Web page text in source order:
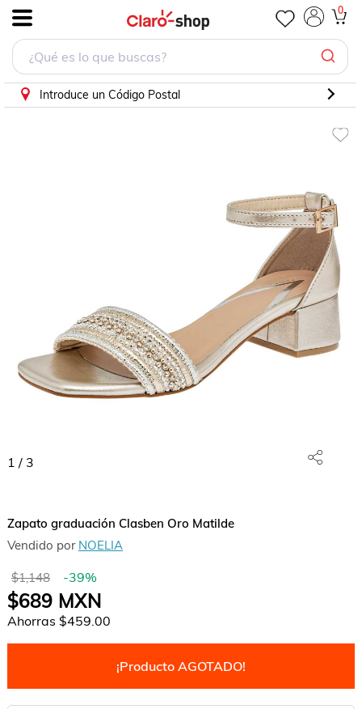
0
Introduce un Código Postal
1 / 3
Zapato graduación Clasben Oro Matilde
Vendido por NOELIA
$1,148 -39%
$689MXN
Ahorras $459.00
¡Producto AGOTADO!
Zapato graduación Clasben Oro Matilde